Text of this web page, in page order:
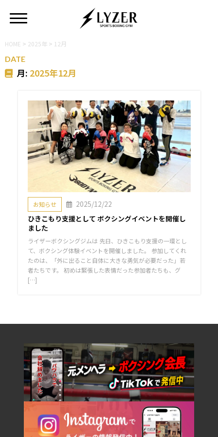
HOME > 2025年 > 12月
DATE
月: 2025年12月
お知らせ
2025/12/22
ひきこもり支援として ボクシングイベントを開催し
ました
ライザーボクシングジムは 先日、ひきこもり支援の一環とし
て、ボクシング体験イベントを開催しました。 参加してくれ
たのは、「外に出ること自体に大きな勇気が必要だった」若
者たちです。 初めは緊張した表情だった参加者たちも、グ
[…]